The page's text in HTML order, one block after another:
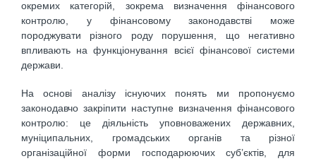
окремих категорій, зокрема визначення фінансового
контролю, у фінансовому законодавстві може
породжувати різного роду порушення, що негативно
впливають на функціонування всієї фінансової системи
держави.
На основі аналізу існуючих понять ми пропонуємо
законодавчо закріпити наступне визначення фінансового
контролю: це діяльність уповноважених державних,
муніципальних, громадських органів та різної
організаційної форми господарюючих суб’єктів, для